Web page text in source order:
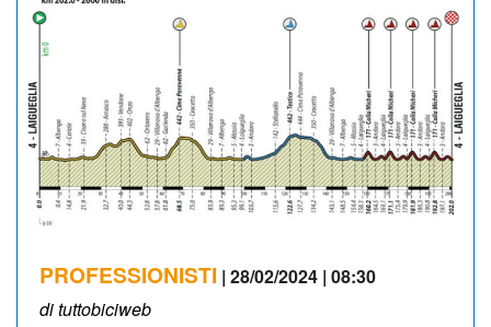
NEWSLETTER
PROFESSIONISTI | 28/02/2024 | 08:30
di tuttobiciweb